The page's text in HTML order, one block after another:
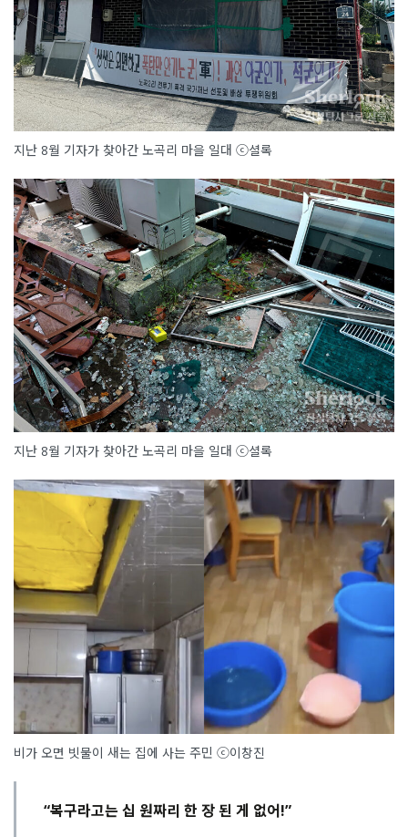
지난 8월 기자가 찾아간 노곡리 마을 일대 ⓒ셜록
지난 8월 기자가 찾아간 노곡리 마을 일대 ⓒ셜록
비가 오면 빗물이 새는 집에 사는 주민 ⓒ이창진
“복구라고는 십 원짜리 한 장 된 게 없어!”